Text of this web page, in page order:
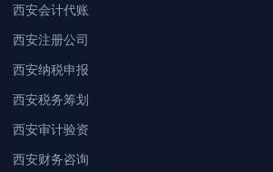
西安会计代账
西安注册公司
西安纳税申报
西安税务筹划
西安审计验资
西安财务咨询